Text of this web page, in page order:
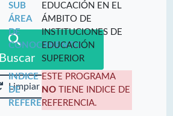
Buscar
Limpiar
SUB
ÁREA
DE
CONOCIMIENTO:
EDUCACIÓN EN EL
ÁMBITO DE
INSTITUCIONES DE
EDUCACIÓN
SUPERIOR
INDICE
DE
REFERENCIA:
ESTE PROGRAMA
NO TIENE INDICE DE
REFERENCIA.